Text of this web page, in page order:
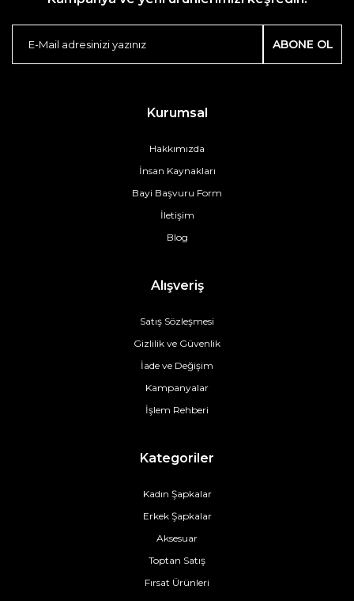
ABONE OL
Kurumsal
Hakkımızda
İnsan Kaynakları
Bayi Başvuru Form
İletişim
Blog
Alışveriş
Satış Sözleşmesi
Gizlilik ve Güvenlik
İade ve Değişim
Kampanyalar
İşlem Rehberi
Kategoriler
Kadın Şapkalar
Erkek Şapkalar
Aksesuar
Toptan Satış
Fırsat Ürünleri